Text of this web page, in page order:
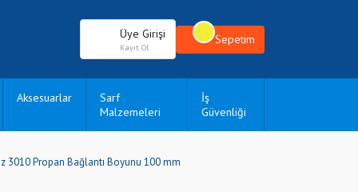
Üye Girişi
Kayıt Ol
Sepetim
Aksesuarlar
Sarf
Malzemeleri
İş
Güvenliği
3010 Propan Bağlantı Boyunu 100 mm